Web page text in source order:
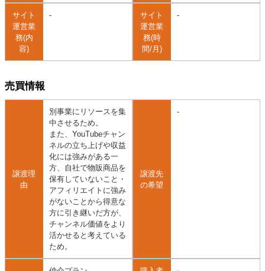
サイト
運営業
務(内
容)
-
サイト
運営業
務(時
間/月)
-
売買情報
譲渡理
由
別事業にリソースを集
中させるため。
また、YouTubeチャン
ネルの立ち上げや収益
化には強みがある一
方、自社で物販商品を
保有していないこと・
アフィリエイトに強み
がないことから得意な
方に引き継いだ方が、
チャンネル価値をより
活かせると考えている
ため。
譲渡先
の希望
-